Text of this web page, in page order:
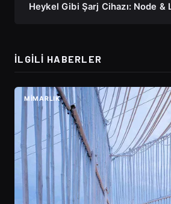
Heykel Gibi Şarj Cihazı: Node &
İLGILI HABERLER
MIMARLIK